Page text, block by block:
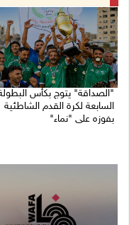
"الصداقة" يتوج بكأس
السابعة لكرة القدم الشاطئية
بفوزه على "نماء"